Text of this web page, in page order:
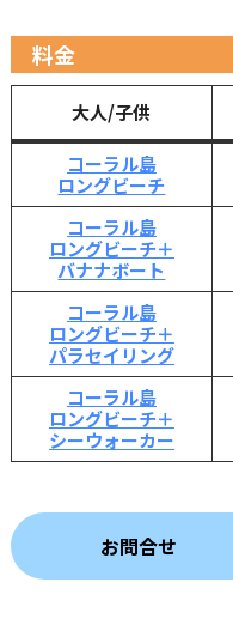
料金
大人/子供
コーラル島
ロングビーチ
コーラル島
ロングビーチ＋
バナナボート
コーラル島
ロングビーチ＋
パラセイリング
コーラル島
ロングビーチ＋
シーウォーカー
お問合せ